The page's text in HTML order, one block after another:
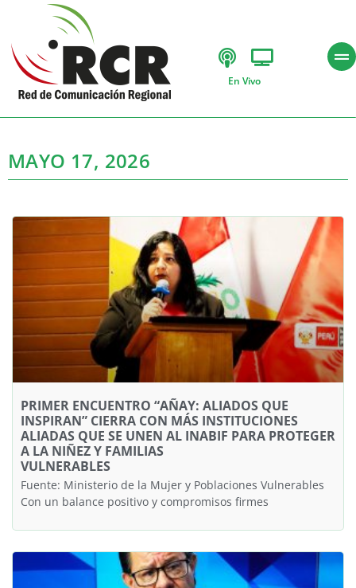
En Vivo
MAYO 17, 2026
PRIMER ENCUENTRO “AÑAY: ALIADOS QUE
INSPIRAN” CIERRA CON MÁS INSTITUCIONES
ALIADAS QUE SE UNEN AL INABIF PARA PROTEGER
A LA NIÑEZ Y FAMILIAS
Fuente: Ministerio de la Mujer y Poblaciones Vulnerables
Con un balance positivo y compromisos firmes